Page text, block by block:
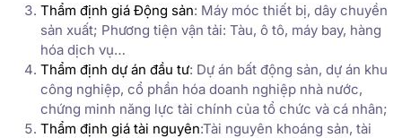
Thẩm định giá Động sản: Máy móc thiết bị, dây chuyền
sản xuất; Phương tiện vận tải: Tàu, ô tô, máy bay, hàng
hóa dịch vụ…
Thẩm định dự án đầu tư: Dự án bất động sản, dự án khu
công nghiệp, cổ phần hóa doanh nghiệp nhà nước,
chứng minh năng lực tài chính của tổ chức và cá nhân;
Thẩm định giá tài nguyên:Tài nguyên khoáng sản, tài